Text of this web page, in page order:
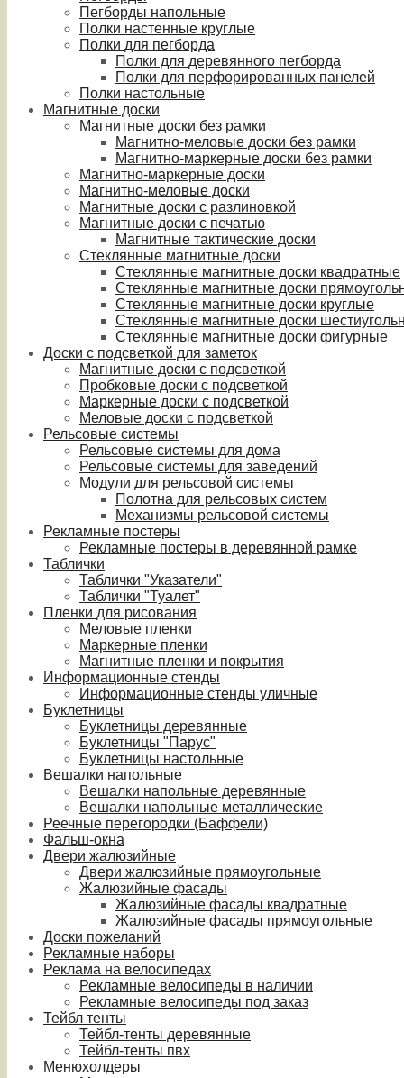
Пегборды напольные
Полки настенные круглые
Полки для пегборда
Полки для деревянного пегборда
Полки для перфорированных панелей
Полки настольные
Магнитные доски
Магнитные доски без рамки
Магнитно-меловые доски без рамки
Магнитно-маркерные доски без рамки
Магнитно-маркерные доски
Магнитно-меловые доски
Магнитные доски с разлиновкой
Магнитные доски с печатью
Магнитные тактические доски
Стеклянные магнитные доски
Стеклянные магнитные доски квадратные
Стеклянные магнитные доски
Стеклянные магнитные доски круглые
Стеклянные магнитные доски
Стеклянные магнитные доски фигурные
Доски с подсветкой для заметок
Магнитные доски с подсветкой
Пробковые доски с подсветкой
Маркерные доски с подсветкой
Меловые доски с подсветкой
Рельсовые системы
Рельсовые системы для дома
Рельсовые системы для заведений
Модули для рельсовой системы
Полотна для рельсовых систем
Механизмы рельсовой системы
Рекламные постеры
Рекламные постеры в деревянной рамке
Таблички
Таблички "Указатели"
Таблички "Туалет"
Пленки для рисования
Меловые пленки
Маркерные пленки
Магнитные пленки и покрытия
Информационные стенды
Информационные стенды уличные
Буклетницы
Буклетницы деревянные
Буклетницы "Парус"
Буклетницы настольные
Вешалки напольные
Вешалки напольные деревянные
Вешалки напольные металлические
Реечные перегородки (Баффели)
Фальш-окна
Двери жалюзийные
Двери жалюзийные прямоугольные
Жалюзийные фасады
Жалюзийные фасады квадратные
Жалюзийные фасады прямоугольные
Доски пожеланий
Рекламные наборы
Реклама на велосипедах
Рекламные велосипеды в наличии
Рекламные велосипеды под заказ
Тейбл тенты
Тейбл-тенты деревянные
Тейбл-тенты пвх
Менюхолдеры